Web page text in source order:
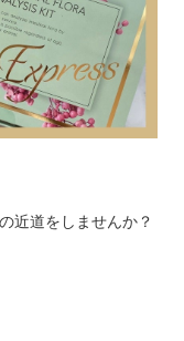
近道をしませんか？